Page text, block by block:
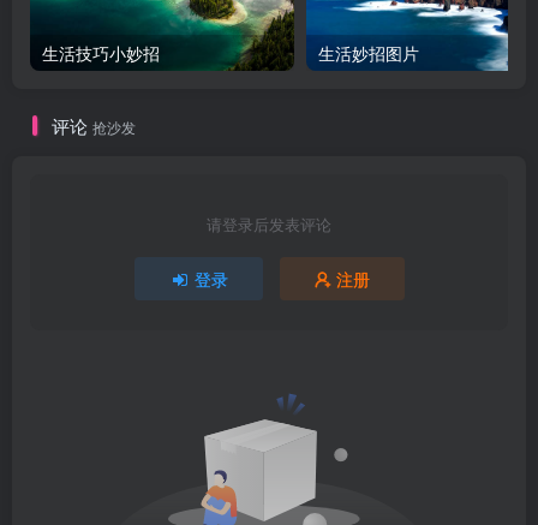
生活技巧小妙招 生活妙招图片
评论 抢沙发
请登录后发表评论
登录 注册